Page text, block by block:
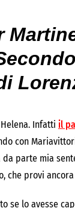
Infatti il
con
parte mia
che provi ancora
se lo avesse